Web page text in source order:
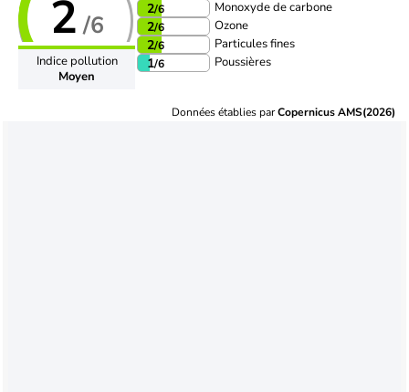
2 /6
Indice pollution
Moyen
2/6 Monoxyde de carbone
2/6 Ozone
2/6 Particules fines
1/6 Poussières
Données établies parCopernicus AMS(2026)